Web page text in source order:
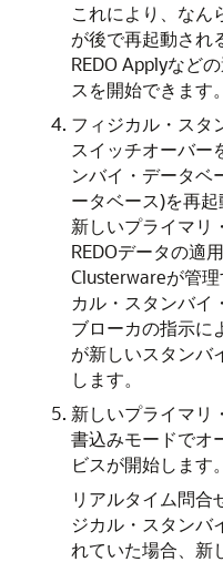
これにより、なん
が後で再起動され
REDO Applyなど
スを開始できます。
フィジカル・スタ
スイッチオーバー
ンバイ・データベ
ータベース)を再
新しいプライマリ
REDOデータの適
Clusterwareが管
カル・スタンバイ
ブローカの指示に
が新しいスタンバ
します。
新しいプライマリ
書込みモードでオ
ビスが開始します。
リアルタイム問合
ジカル・スタンバ
れていた場合、新